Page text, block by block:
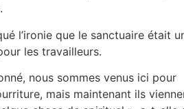
l’ironie que le sanctuaire était
les travailleurs.
nous sommes venus ici pour
mais maintenant ils